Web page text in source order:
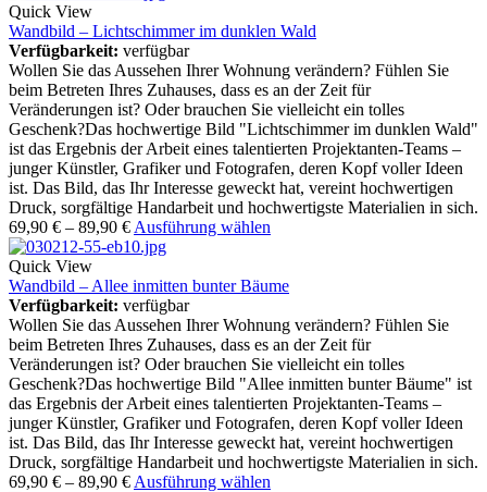
Quick View
Wandbild – Lichtschimmer im dunklen Wald
Verfügbarkeit: verfügbar
Wollen Sie das Aussehen Ihrer Wohnung verändern? Fühlen Sie
beim Betreten Ihres Zuhauses, dass es an der Zeit für
Veränderungen ist? Oder brauchen Sie vielleicht ein tolles
Geschenk?Das hochwertige Bild "Lichtschimmer im dunklen Wald"
ist das Ergebnis der Arbeit eines talentierten Projektanten-Teams –
junger Künstler, Grafiker und Fotografen, deren Kopf voller Ideen
ist. Das Bild, das Ihr Interesse geweckt hat, vereint hochwertigen
Druck, sorgfältige Handarbeit und hochwertigste Materialien in sich.
69,90 € – 89,90 € Ausführung wählen
Quick View
Wandbild – Allee inmitten bunter Bäume
Verfügbarkeit: verfügbar
Wollen Sie das Aussehen Ihrer Wohnung verändern? Fühlen Sie
beim Betreten Ihres Zuhauses, dass es an der Zeit für
Veränderungen ist? Oder brauchen Sie vielleicht ein tolles
Geschenk?Das hochwertige Bild "Allee inmitten bunter Bäume" ist
das Ergebnis der Arbeit eines talentierten Projektanten-Teams –
junger Künstler, Grafiker und Fotografen, deren Kopf voller Ideen
ist. Das Bild, das Ihr Interesse geweckt hat, vereint hochwertigen
Druck, sorgfältige Handarbeit und hochwertigste Materialien in sich.
69,90 € – 89,90 € Ausführung wählen